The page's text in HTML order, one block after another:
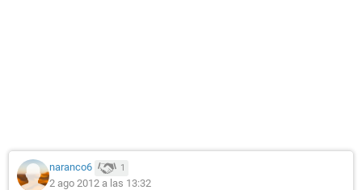
naranco6 1
2 ago 2012 a las 13:32